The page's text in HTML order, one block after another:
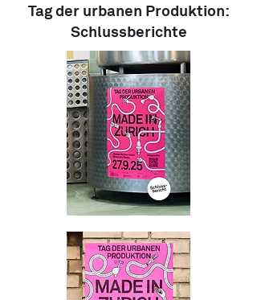
Tag der urbanen Produktion:
Schlussberichte